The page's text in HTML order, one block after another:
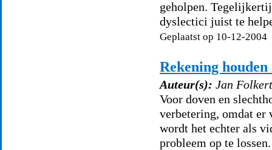
geholpen.
dyslectici juist te
Geplaatst op 10-12-2004
Rekening
Auteur(s): Jan
Voor doven en
verbetering, omdat er
wordt het echter als
probleem op te lossen.